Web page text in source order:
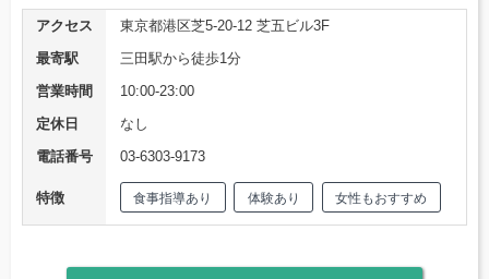
アクセス
東京都港区芝5-20-12 芝五ビル3F
最寄駅
三田駅から徒歩1分
営業時間
10:00-23:00
定休日
なし
電話番号
03-6303-9173
特徴 食事指導あり 体験あり 女性もおすすめ